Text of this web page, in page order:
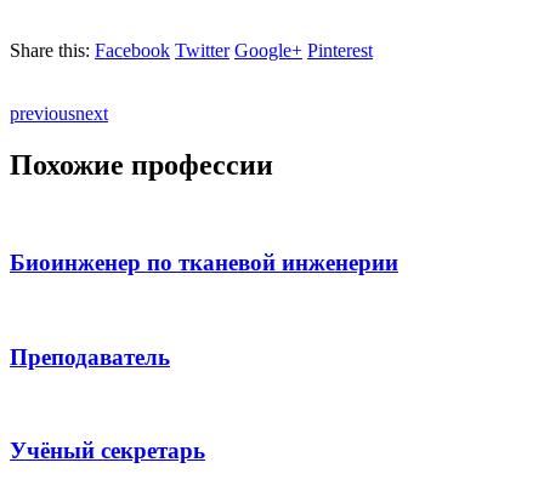
Share this: Facebook Twitter Google+ Pinterest
previousnext
Похожие профессии
Биоинженер по тканевой инженерии
Преподаватель
Учёный секретарь